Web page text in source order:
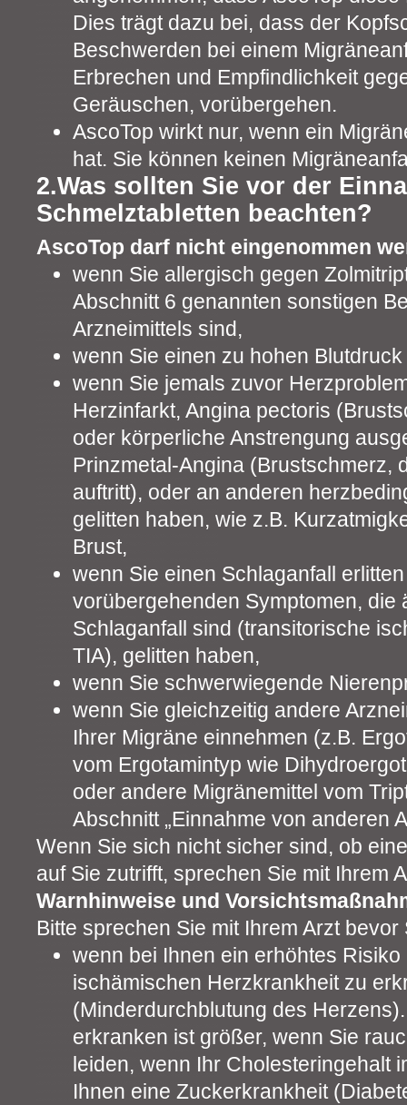
Dies trägt dazu bei, dass der
Beschwerden bei einem
Erbrechen und Empfindlichkeit
Geräuschen, vorübergehen.
AscoTop wirkt nur, wenn ein
hat. Sie können keinen
2.Was sollten Sie vor der
Schmelztabletten beachten?
AscoTop darf nicht eingenommen
wenn Sie allergisch gegen
Abschnitt 6 genannten sonstigen
Arzneimittels sind,
wenn Sie einen zu hohen
wenn Sie jemals zuvor
Herzinfarkt, Angina pectoris
oder körperliche Anstrengung
Prinzmetal-Angina (Brustschmerz,
auftritt), oder an anderen
gelitten haben, wie z.B.
Brust,
wenn Sie einen Schlaganfall
vorübergehenden Symptomen, die
Schlaganfall sind (transitorische
TIA), gelitten haben,
wenn Sie schwerwiegende
wenn Sie gleichzeitig andere
Ihrer Migräne einnehmen (z.B.
vom Ergotamintyp wie
oder andere Migränemittel vom
Abschnitt „Einnahme von anderen
Wenn Sie sich nicht sicher sind, ob
auf Sie zutrifft, sprechen Sie mit Ihrem
Warnhinweise und
Bitte sprechen Sie mit Ihrem Arzt
wenn bei Ihnen ein erhöhtes
ischämischen Herzkrankheit zu
(Minderdurchblutung des
erkranken ist größer, wenn Sie
leiden, wenn Ihr Cholesteringehalt
Ihnen eine Zuckerkrankheit